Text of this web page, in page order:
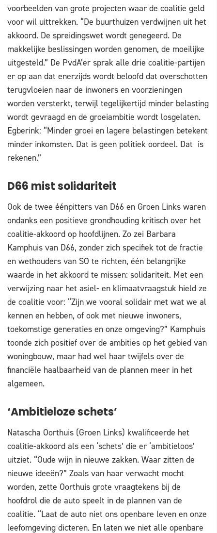
voorbeelden van grote projecten waar de coalitie geld
voor wil uittrekken. “De buurthuizen verdwijnen uit het
akkoord. De spreidingswet wordt genegeerd. De
makkelijke beslissingen worden genomen, de moeilijke
uitgesteld.” De PvdA’er sprak alle drie coalitie-partijen
er op aan dat enerzijds wordt beloofd dat overschotten
terugvloeien naar de inwoners en voorzieningen
worden versterkt, terwijl tegelijkertijd minder belasting
wordt gevraagd en de groeiambitie wordt losgelaten.
Egberink: “Minder groei en lagere belastingen betekent
minder inkomsten. Dat is geen politiek oordeel. Dat is
rekenen.”
D66 mist solidariteit
Ook de twee éénpitters van D66 en Groen Links waren
ondanks een positieve grondhouding kritisch over het
coalitie-akkoord op hoofdlijnen. Zo zei Barbara
Kamphuis van D66, zonder zich specifiek tot de fractie
en wethouders van SO te richten, één belangrijke
waarde in het akkoord te missen: solidariteit. Met een
verwijzing naar het asiel- en klimaatvraagstuk hield ze
de coalitie voor: “Zijn we vooral solidair met wat we al
kennen en hebben, of ook met nieuwe inwoners,
toekomstige generaties en onze omgeving?” Kamphuis
toonde zich positief over de ambities op het gebied van
woningbouw, maar had wel haar twijfels over de
financiële haalbaarheid van de plannen meer in het
algemeen.
‘Ambitieloze schets’
Natascha Oorthuis (Groen Links) kwalificeerde het
coalitie-akkoord als een ‘schets’ die er ‘ambitieloos’
uitziet. “Oude wijn in nieuwe zakken. Waar zitten de
nieuwe ideeën?” Zoals van haar verwacht mocht
worden, zette Oorthuis grote vraagtekens bij de
hoofdrol die de auto speelt in de plannen van de
coalitie. “Laat de auto niet ons openbare leven en onze
leefomgeving dicteren. En laten we niet alle openbare